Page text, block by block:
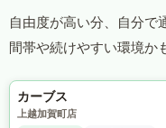
自由度が高い分、自分で
間帯や続けやすい環境か
カーブス
上越加賀町店